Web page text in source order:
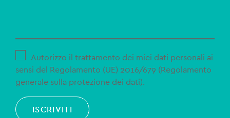
Autorizzo il trattamento dei miei dati personali ai
sensi del Regolamento (UE) 2016/679 (Regolamento
generale sulla protezione dei dati).
ISCRIVITI